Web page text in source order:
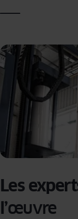
Les
l’œuvre